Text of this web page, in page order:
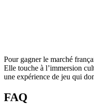
Pour gagner le marché
Elle touche à l’immersion
une expérience de jeu qui
FAQ